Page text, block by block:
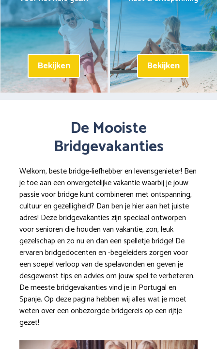
Bekijken Bekijken
De Mooiste
Bridgevakanties
Welkom, beste bridge-liefhebber en levensgenieter! Ben
je toe aan een onvergetelijke vakantie waarbij je jouw
passie voor bridge kunt combineren met ontspanning,
cultuur en gezelligheid? Dan ben je hier aan het juiste
adres! Deze bridgevakanties zijn speciaal ontworpen
voor senioren die houden van vakantie, zon, leuk
gezelschap en zo nu en dan een spelletje bridge! De
ervaren bridgedocenten en -begeleiders zorgen voor
een soepel verloop van de spelavonden en geven je
desgewenst tips en advies om jouw spel te verbeteren.
De meeste bridgevakanties vind je in Portugal en
Spanje. Op deze pagina hebben wij alles wat je moet
weten over een onbezorgde bridgereis op een rijtje
gezet!